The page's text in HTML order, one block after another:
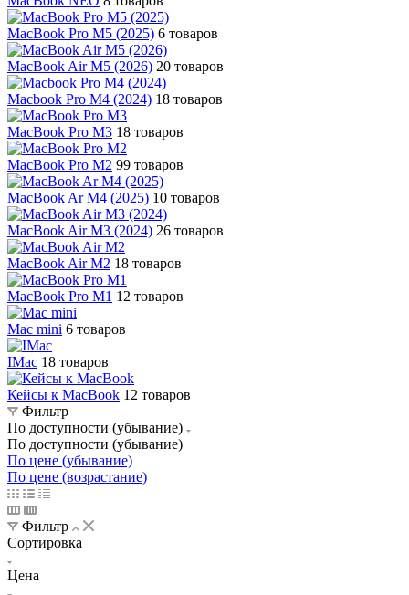
MacBook Pro M5 (2025) 6 товаров
MacBook Air M5 (2026) 20 товаров
Macbook Pro M4 (2024) 18 товаров
MacBook Pro M3 18 товаров
MacBook Pro M2 99 товаров
MacBook Ar M4 (2025) 10 товаров
MacBook Air M3 (2024) 26 товаров
MacBook Air M2 18 товаров
MacBook Pro M1 12 товаров
Mac mini 6 товаров
IMac 18 товаров
Кейсы к MacBook 12 товаров
Фильтр
По доступности (убывание)
По доступности (убывание)
По цене (убывание)
По цене (возрастание)
Фильтр
Сортировка
Цена